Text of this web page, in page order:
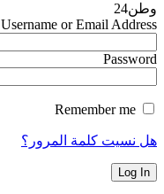
وطن24
Username or Email Address
Password
هل نسيت كلمة المرور؟